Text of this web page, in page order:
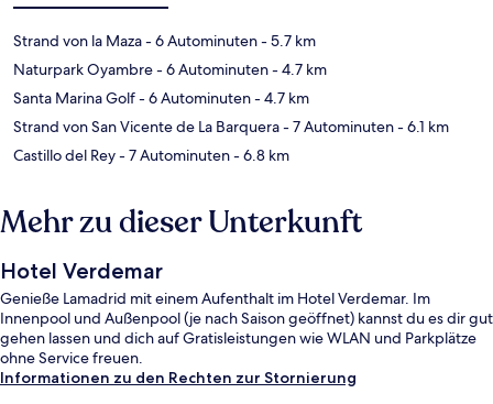
Strand von la Maza- 6 Autominuten- 5.7 km
Naturpark Oyambre- 6 Autominuten- 4.7 km
Santa Marina Golf- 6 Autominuten- 4.7 km
Strand von San Vicente de La Barquera- 7 Autominuten- 6.1 km
Castillo del Rey- 7 Autominuten- 6.8 km
Mehr zu dieser Unterkunft
Hotel Verdemar
Genieße Lamadrid mit einem Aufenthalt im Hotel Verdemar. Im
Innenpool und Außenpool (je nach Saison geöffnet) kannst du es dir gut
gehen lassen und dich auf Gratisleistungen wie WLAN und Parkplätze
ohne Service freuen.
Informationen zu den Rechten zur Stornierung